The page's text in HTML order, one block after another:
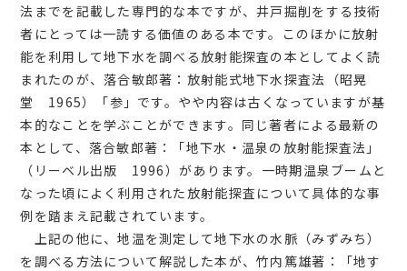
法までを記載した専門的な本ですが、井戸掘削をする技術
者にとっては一読する価値のある本です。このほかに放射
能を利用して地下水を調べる放射能探査の本としてよく読
まれたのが、落合敏郎著：放射能式地下水探査法（昭晃
堂 1965）「参」です。やや内容は古くなっていますが基
本的なことを学ぶことができます。同じ著者による最新の
本として、落合敏郎著：「地下水・温泉の放射能探査法」
（リーベル出版 1996）があります。一時期温泉ブームと
なった頃によく利用された放射能探査について具体的な事
例を踏まえ記載されています。
上記の他に、地温を測定して地下水の水脈（みずみち）
を調べる方法について解説した本が、竹内篤雄著：「地す